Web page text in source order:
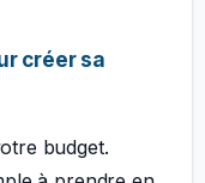
créer sa
budget.